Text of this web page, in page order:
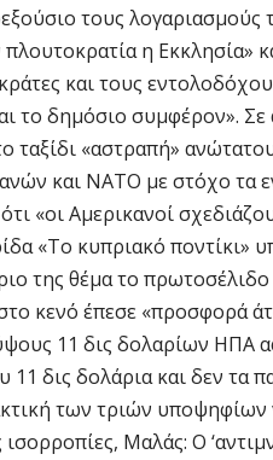
τους
η Εκκλησία»
και τους
το δημόσιο συμφέρον». Σε
ταξίδι «αστραπή»
και ΝΑΤΟ με στόχο τα
«οι Αμερικανοί
«Το κυπριακό ποντίκι»
της θέμα το
κενό έπεσε «προσφορά
11 δις δολαρίων ΗΠΑ
δις δολάρια και δεν τα
των τριών υποψηφίων
Μαλάς: Ο